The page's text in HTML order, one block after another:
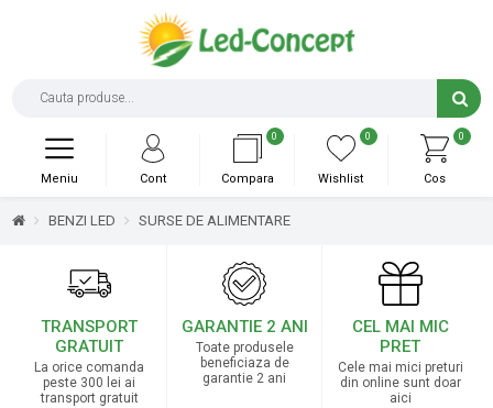
0
Cos
0
Wishlist
0
Compara
Cont
Meniu
BENZI LED SURSE DE ALIMENTARE
TRANSPORT
GRATUIT
La orice comanda
peste 300 lei ai
transport gratuit
GARANTIE 2 ANI
Toate produsele
beneficiaza de
garantie 2 ani
CEL MAI MIC
PRET
Cele mai mici preturi
din online sunt doar
aici